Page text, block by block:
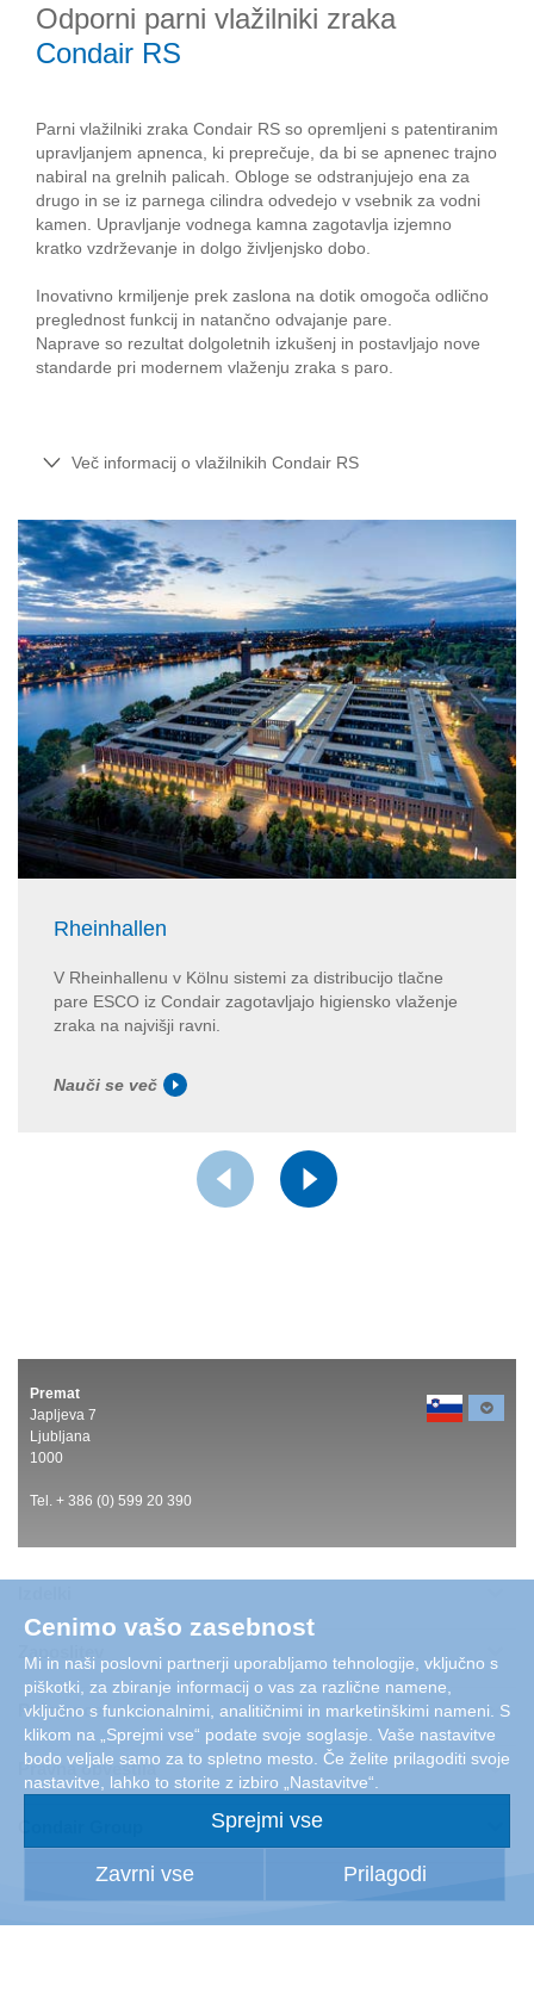
Odporni parni vlažilniki zraka
Condair RS
Parni vlažilniki zraka Condair RS so opremljeni s patentiranim
upravljanjem apnenca, ki preprečuje, da bi se apnenec trajno
nabiral na grelnih palicah. Obloge se odstranjujejo ena za
drugo in se iz parnega cilindra odvedejo v vsebnik za vodni
kamen. Upravljanje vodnega kamna zagotavlja izjemno
kratko vzdrževanje in dolgo življenjsko dobo.
Inovativno krmiljenje prek zaslona na dotik omogoča odlično
preglednost funkcij in natančno odvajanje pare.
Naprave so rezultat dolgoletnih izkušenj in postavljajo nove
standarde pri modernem vlaženju zraka s paro.
Več informacij o vlažilnikih Condair RS
Rheinhallen
V Rheinhallenu v Kölnu sistemi za distribucijo tlačne
pare ESCO iz Condair zagotavljajo higiensko vlaženje
zraka na najvišji ravni.
Nauči se več
Premat
Japljeva 7
Ljubljana
1000
Tel. + 386 (0) 599 20 390
Reference
Pravna obvestila
Cenimo vašo zasebnost
Mi in naši poslovni partnerji uporabljamo tehnologije, vključno s
piškotki, za zbiranje informacij o vas za različne namene,
vključno s funkcionalnimi, analitičnimi in marketinškimi nameni. S
klikom na „Sprejmi vse“ podate svoje soglasje. Vaše nastavitve
bodo veljale samo za to spletno mesto. Če želite prilagoditi svoje
nastavitve, lahko to storite z izbiro „Nastavitve“.
Sprejmi vse
Zavrni vse Prilagodi